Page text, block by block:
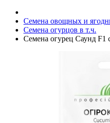
Семена овощных и
Семена огурцов в т.ч.
Семена огурец Саунд